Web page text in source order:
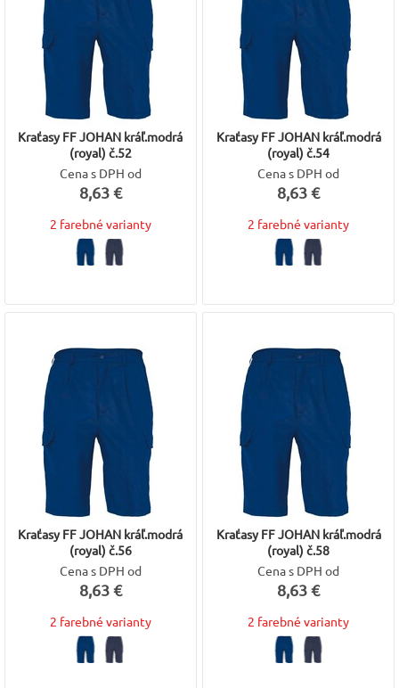
Kraťasy FF JOHAN kráľ.modrá
(royal) č.52
Cena s DPH od
8,63 €
2 farebné varianty
Kraťasy FF JOHAN kráľ.modrá
(royal) č.54
Cena s DPH od
8,63 €
2 farebné varianty
Kraťasy FF JOHAN kráľ.modrá
(royal) č.56
Cena s DPH od
8,63 €
2 farebné varianty
Kraťasy FF JOHAN kráľ.modrá
(royal) č.58
Cena s DPH od
8,63 €
2 farebné varianty